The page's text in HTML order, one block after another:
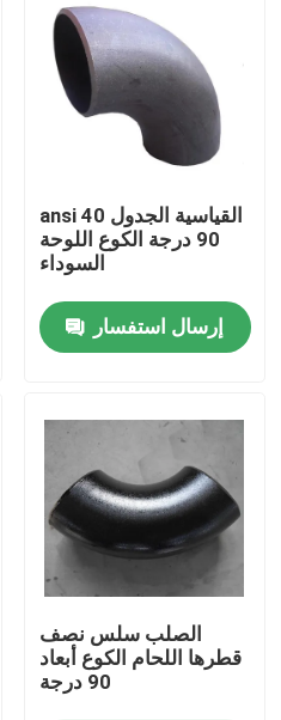
ansi القياسية الجدول 40
90 درجة الكوع اللوحة
السوداء
إرسال استفسار
الصلب سلس نصف
قطرها اللحام الكوع أبعاد
90 درجة